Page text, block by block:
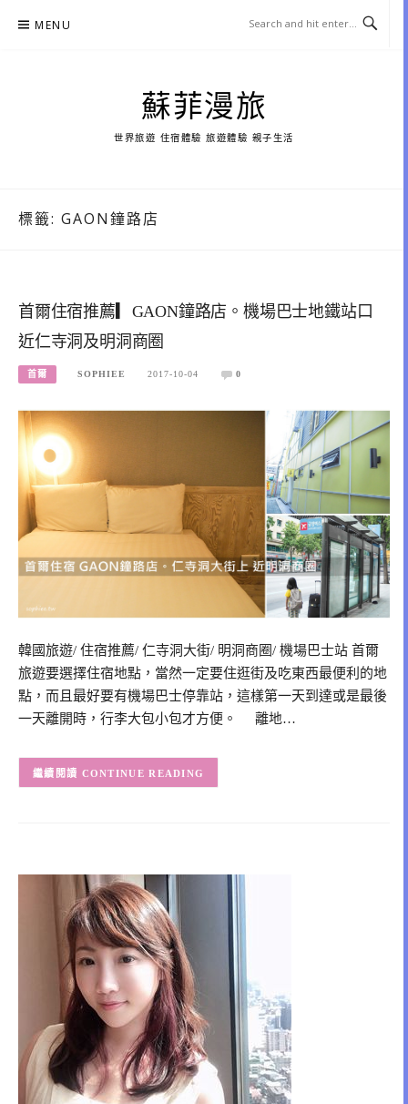
MENU
蘇菲漫旅
世界旅遊 住宿體驗 旅遊體驗 親子生活
標籤: GAON鐘路店
首爾住宿推薦▎GAON鐘路店。機場巴士地鐵站口
近仁寺洞及明洞商圈
首爾 SOPHIEE 2017-10-04 0
韓國旅遊/ 住宿推薦/ 仁寺洞大街/ 明洞商圈/ 機場巴士站 首爾
旅遊要選擇住宿地點，當然一定要住逛街及吃東西最便利的地
點，而且最好要有機場巴士停靠站，這樣第一天到達或是最後
一天離開時，行李大包小包才方便。 離地…
CONTINUE READING